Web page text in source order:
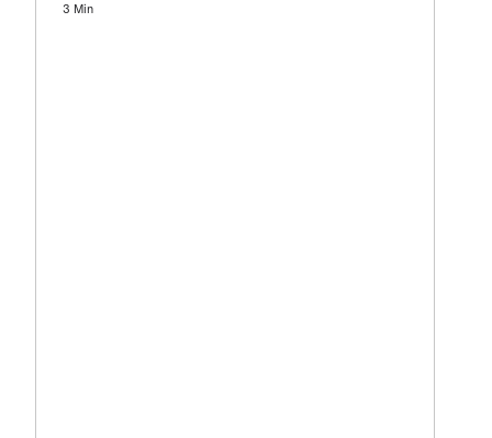
3 Min